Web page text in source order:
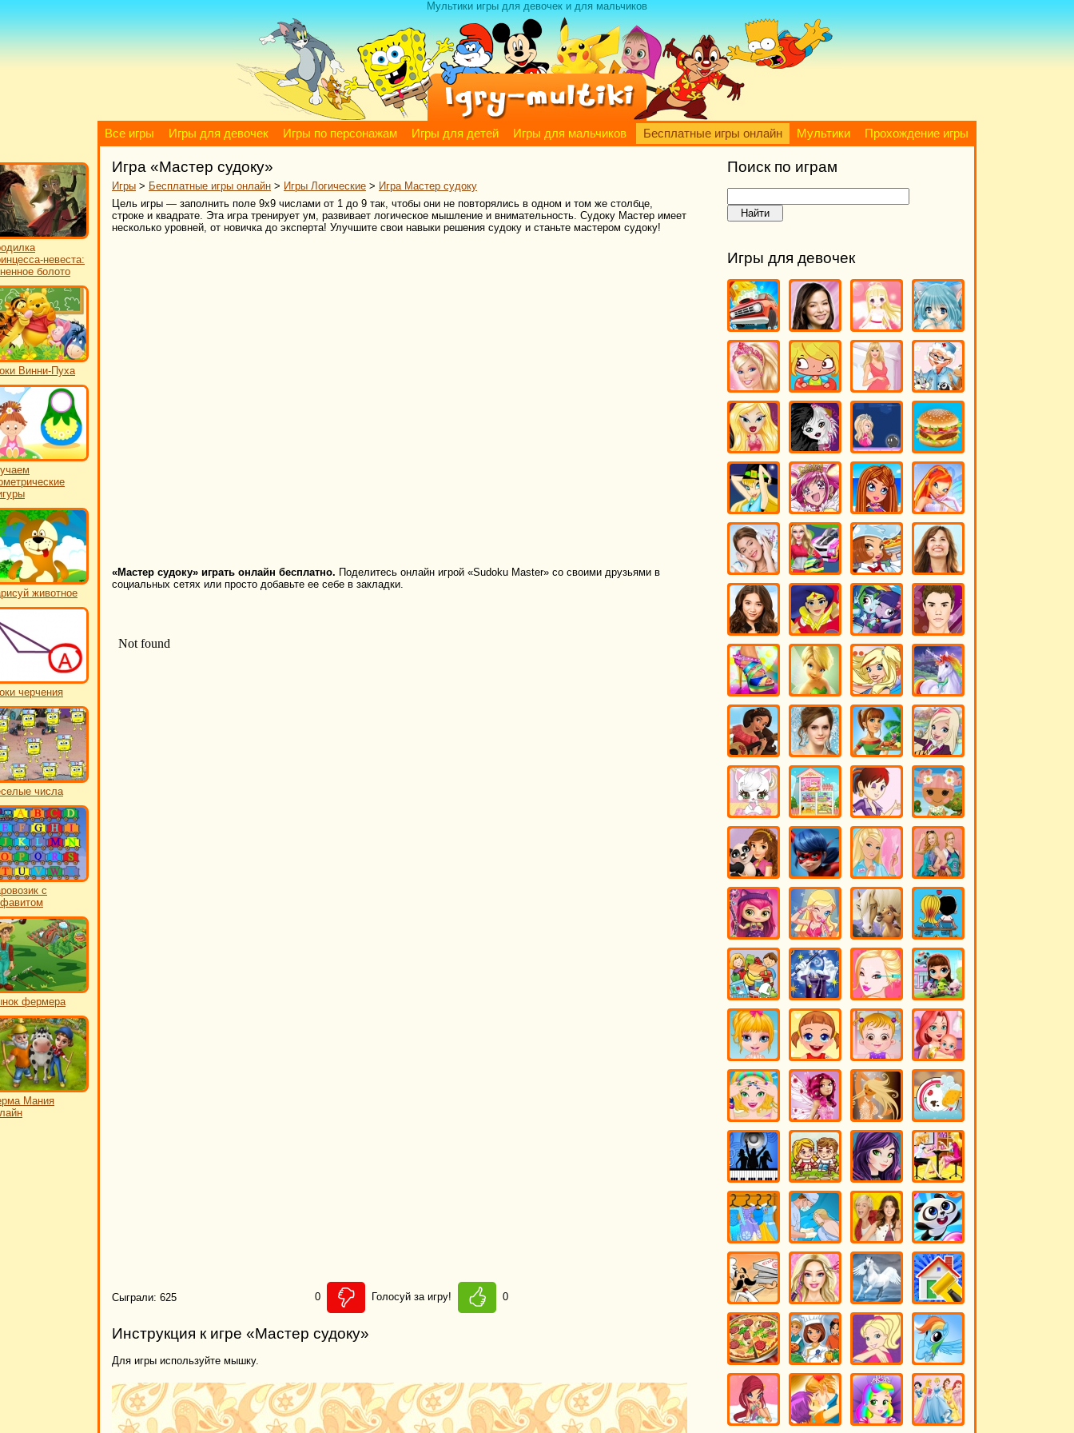
Мультики игры для девочек и для мальчиков
Все игры Игры для девочек Игры по персонажам Игры для детей Игры для мальчиков Бесплатные игры онлайн Мультики Прохождение игры
невеста:
болото
Винни-Пуха
животное
черчения
числа
с
фермера
Мания
Игра «Мастер судоку»
Игры > Бесплатные игры онлайн > Игры Логические > Игра Мастер судоку
Цель игры — заполнить поле 9х9 числами от 1 до 9 так, чтобы они не повторялись в одном и том же столбце,
строке и квадрате. Эта игра тренирует ум, развивает логическое мышление и внимательность. Судоку Мастер имеет
несколько уровней, от новичка до эксперта! Улучшите свои навыки решения судоку и станьте мастером судоку!
«Мастер судоку» играть онлайн бесплатно. Поделитесь онлайн игрой «Sudoku Master» со своими друзьями в
социальных сетях или просто добавьте ее себе в закладки.
Сыграли: 625 0 Голосуй за игру! 0
Инструкция к игре «Мастер судоку»
Для игры используйте мышку.
Поиск по играм
Игры для девочек